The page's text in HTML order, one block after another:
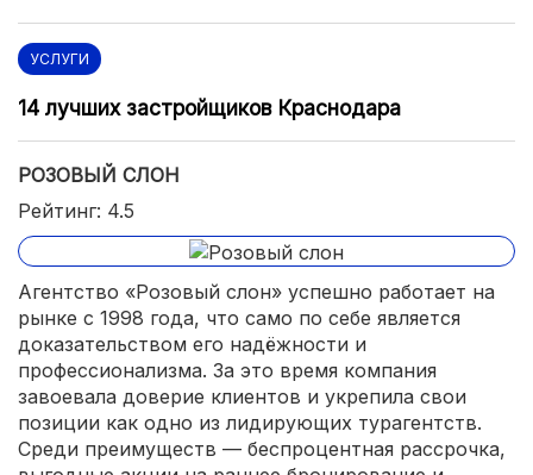
УСЛУГИ
14 лучших застройщиков Краснодара
РОЗОВЫЙ СЛОН
Рейтинг: 4.5
Агентство «Розовый слон» успешно работает на
рынке с 1998 года, что само по себе является
доказательством его надёжности и
профессионализма. За это время компания
завоевала доверие клиентов и укрепила свои
позиции как одно из лидирующих турагентств.
Среди преимуществ — беспроцентная рассрочка,